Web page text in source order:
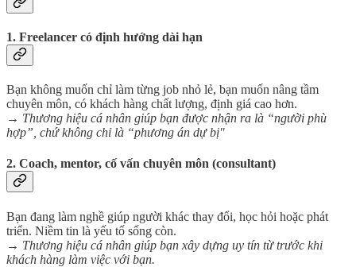
1. Freelancer có định hướng dài hạn
Bạn không muốn chỉ làm từng job nhỏ lẻ, bạn muốn nâng tầm
chuyên môn, có khách hàng chất lượng, định giá cao hơn.
→ Thương hiệu cá nhân giúp bạn được nhận ra là “người phù
hợp”, chứ không chỉ là “phương án dự bị"
2. Coach, mentor, cố vấn chuyên môn (consultant)
Bạn đang làm nghề giúp người khác thay đổi, học hỏi hoặc phát
triển. Niềm tin là yếu tố sống còn.
→ Thương hiệu cá nhân giúp bạn xây dựng uy tín từ trước khi
khách hàng làm việc với bạn.